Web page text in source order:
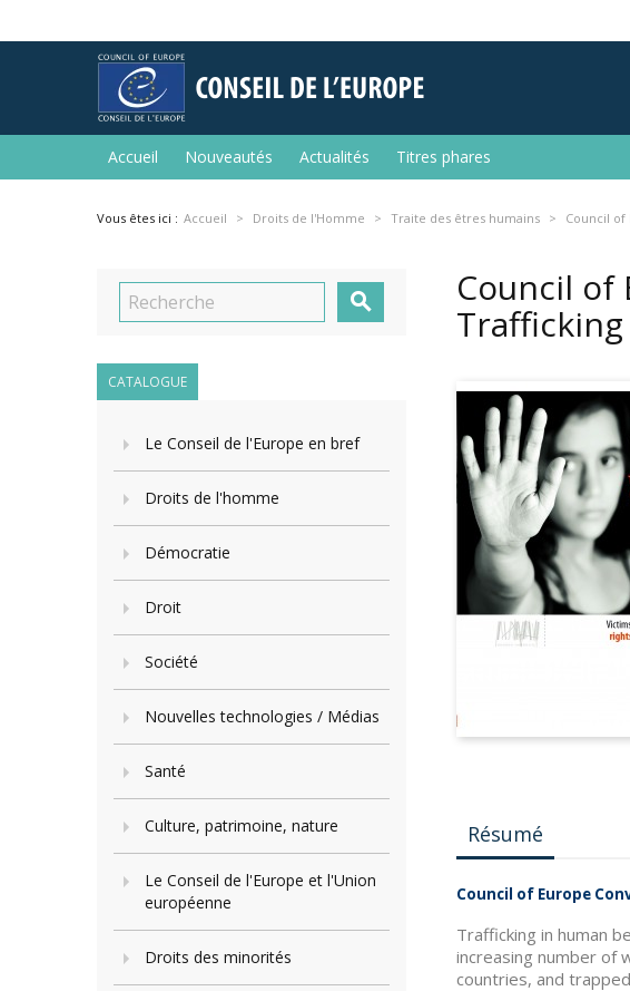
Accueil Nouveautés Actualités Titres phares
Vous êtes ici : Accueil Droits de l'Homme Traite des êtres humains Council of

CATALOGUE
Le Conseil de l'Europe en bref
Droits de l'homme
Démocratie
Droit
Société
Nouvelles technologies / Médias
Santé
Culture, patrimoine, nature
Le Conseil de l'Europe et l'Union
européenne
Droits des minorités
Council of
Résumé
Council of Europe
Trafficking in human
increasing number of
countries, and